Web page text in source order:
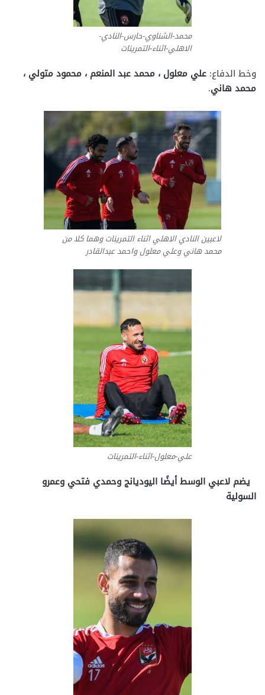
محمد-الشناوي-حارس-النادي-
الاهلي-اثناء-التمرينات
وخط الدفاع: علي معلول ، محمد عبد المنعم ، محمود متولي ،
محمد هاني.
لاعبين النادي الاهلي اثناء التمرينات وهما كلا من
محمد هاني وعلي معلول واحمد عبدالقادر
علي-معلول-اثناء-التمرينات
يضم لاعبي الوسط أيضًا اليوديانج وحمدي فتحي وعمرو
السولية